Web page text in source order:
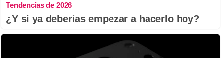
Tendencias de 2026
¿Y si ya deberías empezar a hacerlo hoy?